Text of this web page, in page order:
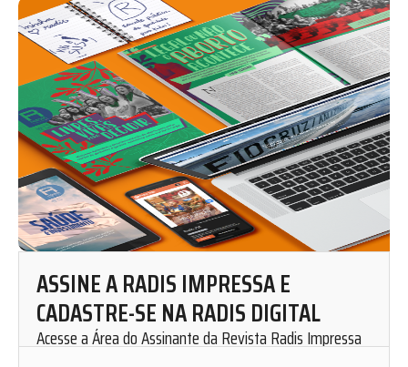
ASSINE A RADIS IMPRESSA E
CADASTRE-SE NA RADIS DIGITAL
Acesse a Área do Assinante da Revista Radis Impressa